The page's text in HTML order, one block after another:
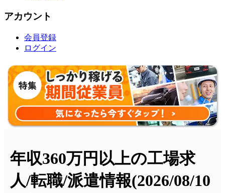
アカウント
会員登録
ログイン
年収360万円以上の工場求
人/転職/派遣情報(2026/08/10